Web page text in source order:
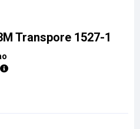
Transpore 1527-1